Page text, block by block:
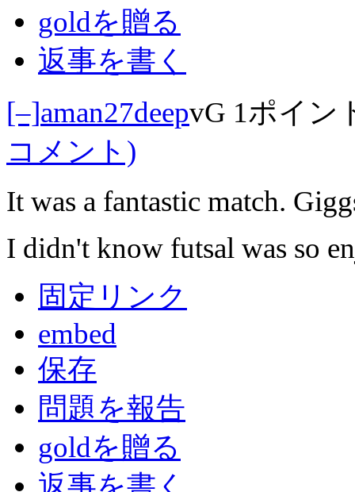
goldを贈る
返事を書く
[–]aman27deepvG 1ポイン
コメント)
It was a fantastic match.
I didn't know futsal was so
固定リンク
embed
保存
問題を報告
goldを贈る